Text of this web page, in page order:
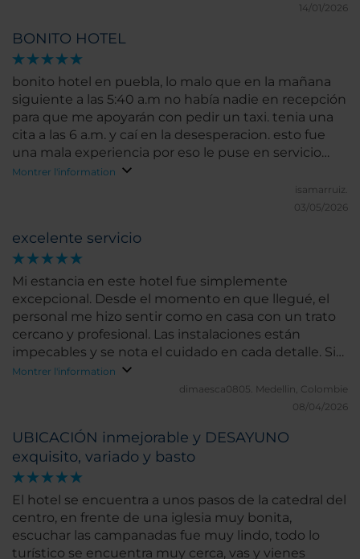
BONITO HOTEL
bonito hotel en puebla, lo malo que en la mañana
siguiente a las 5:40 a.m no había nadie en recepción
para que me apoyarán con pedir un taxi. tenia una
cita a las 6 a.m. y caí en la desesperacion. esto fue
una mala experiencia por eso le puse en servicio
Normal
Montrer l'information
isamarruiz.
03/05/2026
excelente servicio
Mi estancia en este hotel fue simplemente
excepcional. Desde el momento en que llegué, el
personal me hizo sentir como en casa con un trato
cercano y profesional. Las instalaciones están
impecables y se nota el cuidado en cada detalle. Sin
duda, lo que más destacaría es la calidez del servicio;
hicieron que mi viaje fuera mucho más especial.
Montrer l'information
dimaesca0805. Medellin, Colombie
08/04/2026
UBICACIÓN inmejorable y DESAYUNO
exquisito, variado y basto
El hotel se encuentra a unos pasos de la catedral del
centro, en frente de una iglesia muy bonita,
escuchar las campanadas fue muy lindo, todo lo
turístico se encuentra muy cerca, vas y vienes
14/01/2026